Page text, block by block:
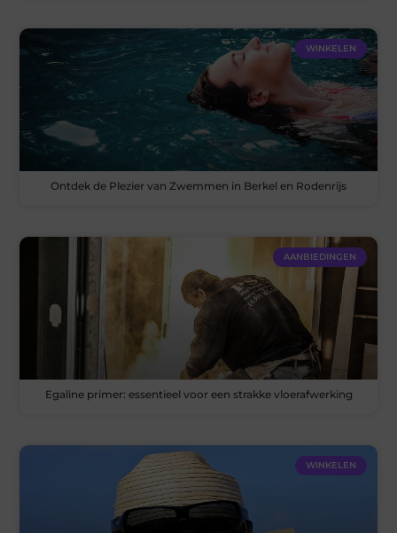
WINKELEN
Ontdek de Plezier van Zwemmen in Berkel en Rodenrijs
AANBIEDINGEN
Egaline primer: essentieel voor een strakke vloerafwerking
WINKELEN